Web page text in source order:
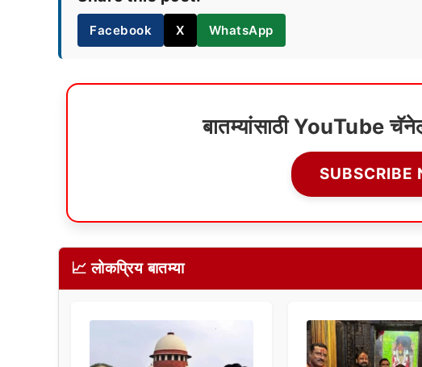
Facebook X WhatsApp
बातम्यांसाठी YouTube
SUBSCRIBE
📈 लोकप्रिय बातम्या